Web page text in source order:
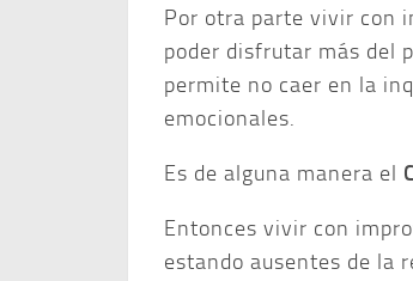
Por otra parte vivir con
poder disfrutar más del
permite no caer en la
emocionales.
Es de alguna manera el
Entonces vivir con
estando ausentes de la